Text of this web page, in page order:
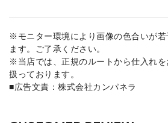
※モニター環境により画像の色合いが
ます。ご了承ください。
※当店では、正規のルートから仕入れを
扱っております。
■広告文責：株式会社カンパネラ